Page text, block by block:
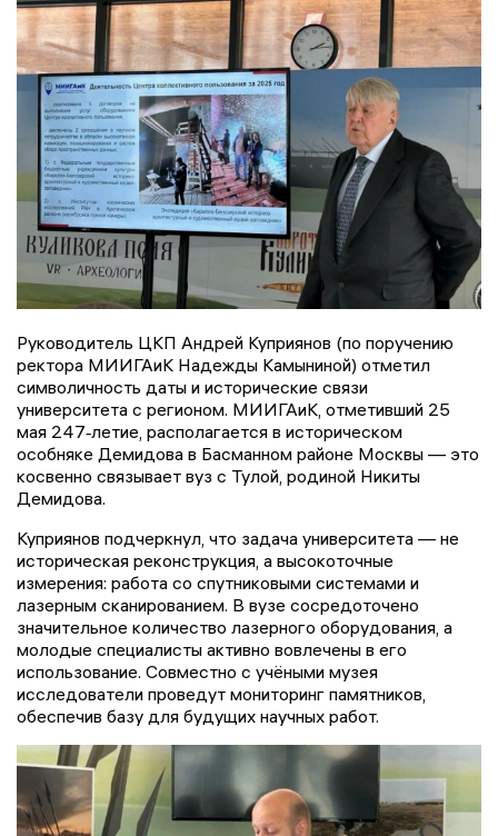
Руководитель ЦКП Андрей Куприянов (по поручению
ректора МИИГАиК Надежды Камыниной) отметил
символичность даты и исторические связи
университета с регионом. МИИГАиК, отметивший 25
мая 247‑летие, располагается в историческом
особняке Демидова в Басманном районе Москвы — это
косвенно связывает вуз с Тулой, родиной Никиты
Демидова.
Куприянов подчеркнул, что задача университета — не
историческая реконструкция, а высокоточные
измерения: работа со спутниковыми системами и
лазерным сканированием. В вузе сосредоточено
значительное количество лазерного оборудования, а
молодые специалисты активно вовлечены в его
использование. Совместно с учёными музея
исследователи проведут мониторинг памятников,
обеспечив базу для будущих научных работ.